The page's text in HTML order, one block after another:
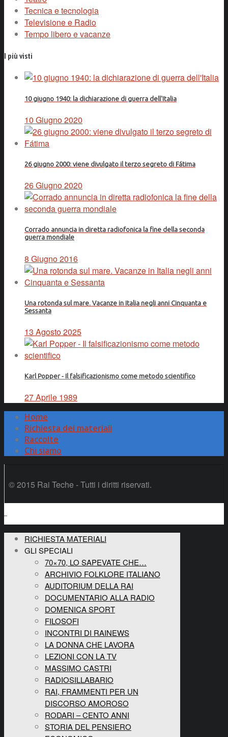
Tecnica e tecnologia
Televisione e Radio
Tempo libero e vacanze
I più visti
10 giugno 1940: la dichiarazione di guerra dell'Italia
10 Giugno 2020
26 giugno 2000: viene divulgato il terzo segreto di Fátima
26 Giugno 2020
Corrado annuncia in diretta radiofonica la fine della seconda
guerra mondiale
8 Giugno 2016
Una rotonda sul mare. Vacanze in Italia negli anni Cinquanta e
Sessanta
13 Agosto 2025
Karl Popper - Il falsificazionismo come metodo scientifico
27 Aprile 1989
Home
Richiesta dei materiali
Raccolte
Chi siamo
© 2015 Rai Teche - Tutti i diritti riservati.
RICHIESTA MATERIALI
GLI SPECIALI
70×70, LO SAPEVATE CHE…
ARCHIVIO FOLKLORE ITALIANO
AUDITORIUM DELLA RAI
DOCUMENTARIO ALLA RADIO
DOMENICA SPORT
FILOSOFI
INCONTRI DI RAINEWS
LA DONNA CHE LAVORA
LEZIONI CON LA TV
MASSIMO CASTRI
RADIOSILLABARIO
RAI, FRAMMENTI PER UN
DISCORSO AMOROSO
RODARI – CENTO ANNI
STORIA DEL PENSIERO